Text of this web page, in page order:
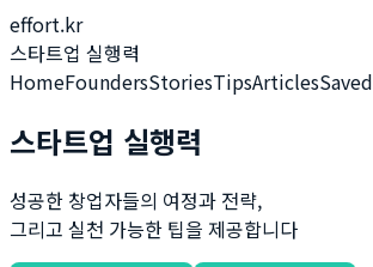
effort.kr
스타트업 실행력
HomeFoundersStoriesTipsArticlesSaved
스타트업 실행력
성공한 창업자들의 여정과 전략,
그리고 실천 가능한 팁을 제공합니다